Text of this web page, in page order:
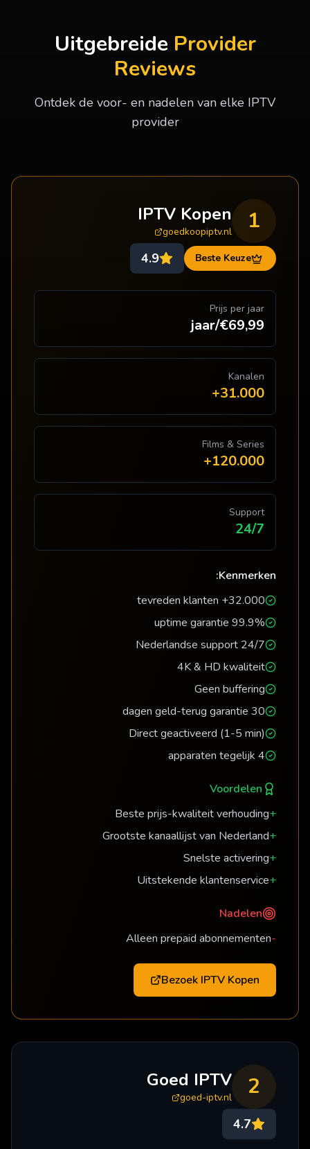
Uitgebreide Provider
Reviews
Ontdek de voor- en nadelen van elke IPTV
provider
1
IPTV Kopen
goedkoopiptv.nl
Beste Keuze
4.9
Prijs per jaar
€69,99/jaar
Kanalen
31.000+
Films & Series
120.000+
Support
24/7
Kenmerken:
32.000+ tevreden klanten
99.9% uptime garantie
24/7 Nederlandse support
4K & HD kwaliteit
Geen buffering
30 dagen geld-terug garantie
Direct geactiveerd (1-5 min)
4 apparaten tegelijk
Voordelen
+
Beste prijs-kwaliteit verhouding
+
Grootste kanaallijst van Nederland
+
Snelste activering
+
Uitstekende klantenservice
Nadelen
-
Alleen prepaid abonnementen
Bezoek IPTV Kopen
2
Goed IPTV
goed-iptv.nl
4.7